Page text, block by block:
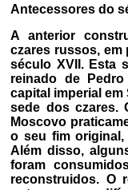
Antecessores do
A anterior
czares russos, em
século XVII. Esta
reinado de
capital imperial
sede dos czares.
Moscovo
o seu fim
Além disso,
foram
reconstruidos. O